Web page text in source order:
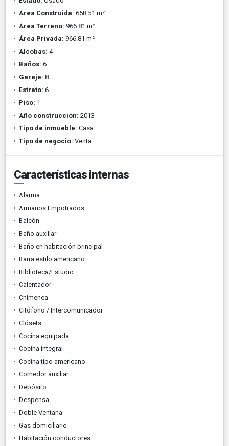
Área Construida: 658.51 m²
Área Terreno: 966.81 m²
Área Privada: 966.81 m²
Alcobas: 4
Baños: 6
Garaje: 8
Estrato: 6
Piso: 1
Año construcción: 2013
Tipo de inmueble: Casa
Tipo de negocio: Venta
Características internas
Alarma
Armarios Empotrados
Balcón
Baño auxiliar
Baño en habitación principal
Barra estilo americano
Biblioteca/Estudio
Calentador
Chimenea
Citófono / Intercomunicador
Clósets
Cocina equipada
Cocina integral
Cocina tipo americano
Comedor auxiliar
Depósito
Despensa
Doble Ventana
Gas domiciliario
Habitación conductores